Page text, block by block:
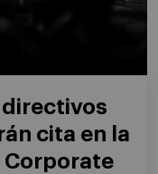
directivos
cita en la
Corporate